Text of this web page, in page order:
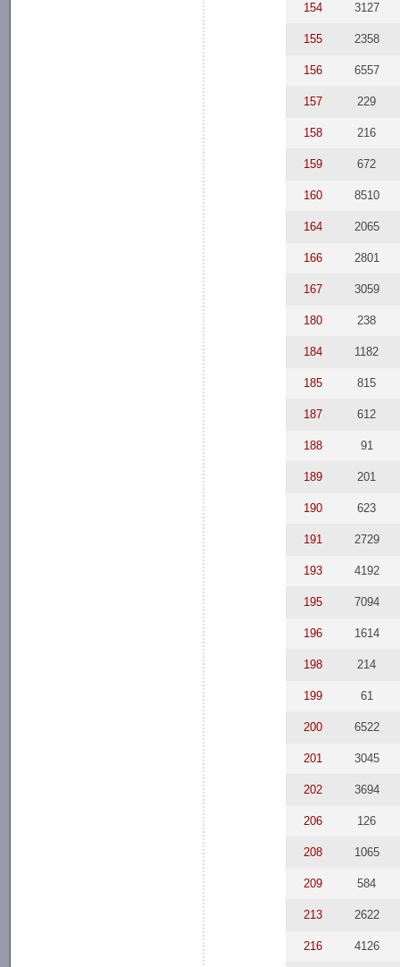
154 3127
155 2358
156 6557
157 229
158 216
159 672
160 8510
164 2065
166 2801
167 3059
180 238
184 1182
185 815
187 612
188 91
189 201
190 623
191 2729
193 4192
195 7094
196 1614
198 214
199 61
200 6522
201 3045
202 3694
206 126
208 1065
209 584
213 2622
216 4126